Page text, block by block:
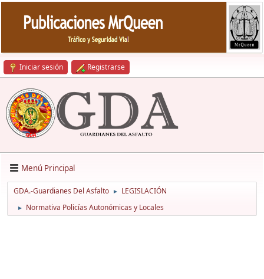
Iniciar sesión Registrarse
Menú Principal
GDA.-Guardianes Del Asfalto ► LEGISLACIÓN
► Normativa Policías Autonómicas y Locales